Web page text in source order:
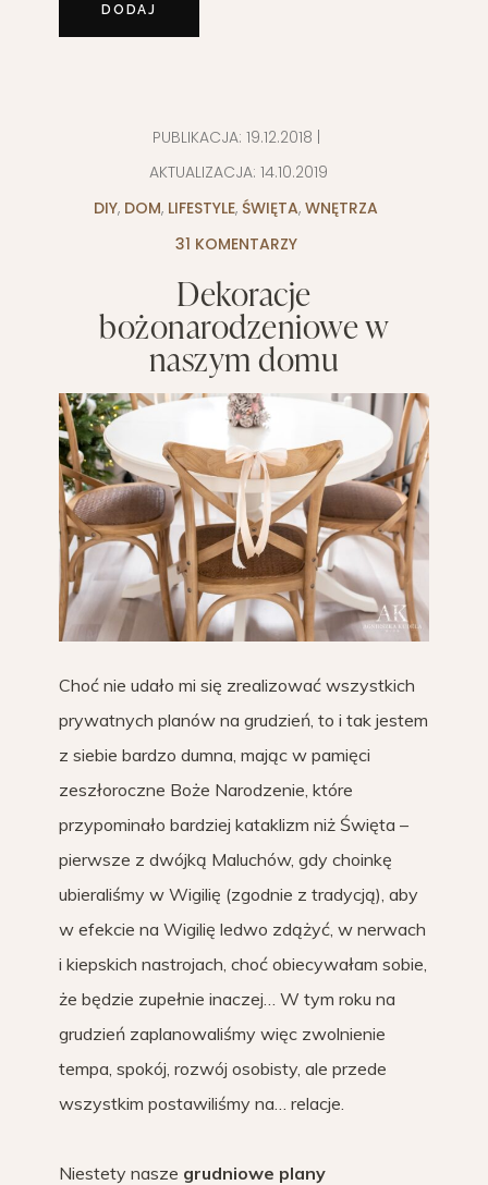
PUBLIKACJA: 19.12.2018
AKTUALIZACJA: 14.10.2019
DIY, DOM, LIFESTYLE, ŚWIĘTA, WNĘTRZA
31 KOMENTARZY
Dekoracje
bożonarodzeniowe w
naszym domu
Choć nie udało mi się zrealizować wszystkich
prywatnych planów na grudzień, to i tak jestem
z siebie bardzo dumna, mając w pamięci
zeszłoroczne Boże Narodzenie, które
przypominało bardziej kataklizm niż Święta –
pierwsze z dwójką Maluchów, gdy choinkę
ubieraliśmy w Wigilię (zgodnie z tradycją), aby
w efekcie na Wigilię ledwo zdążyć, w nerwach
i kiepskich nastrojach, choć obiecywałam sobie,
że będzie zupełnie inaczej… W tym roku na
grudzień zaplanowaliśmy więc zwolnienie
tempa, spokój, rozwój osobisty, ale przede
wszystkim postawiliśmy na… relacje.
Niestety nasze grudniowe plany